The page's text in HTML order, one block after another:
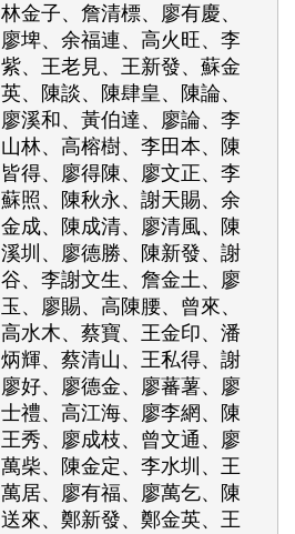
林金子、詹清標、廖有慶、
廖埤、余福連、高火旺、李
紫、王老見、王新發、蘇金
英、陳談、陳肆皇、陳論、
廖溪和、黃伯達、廖論、李
山林、高榕樹、李田本、陳
皆得、廖得陳、廖文正、李
蘇照、陳秋永、謝天賜、余
金成、陳成清、廖清風、陳
溪圳、廖德勝、陳新發、謝
谷、李謝文生、詹金土、廖
玉、廖賜、高陳腰、曾來、
高水木、蔡寶、王金印、潘
炳輝、蔡清山、王私得、謝
廖好、廖德金、廖蕃薯、廖
士禮、高江海、廖李網、陳
王秀、廖成枝、曾文通、廖
萬柴、陳金定、李水圳、王
萬居、廖有福、廖萬乞、陳
送來、鄭新發、鄭金英、王